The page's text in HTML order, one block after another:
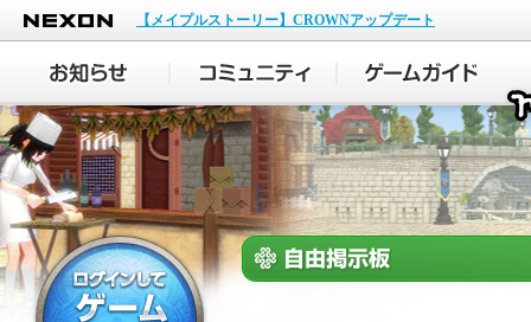
NEXON
【メイプルストーリー】CROWNアップデート